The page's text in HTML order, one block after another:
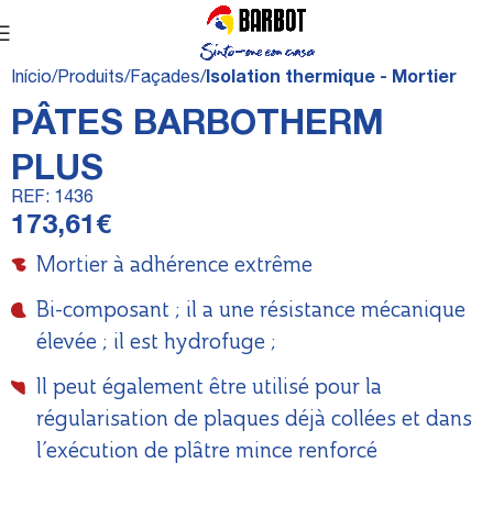
Início Produits Façades Isolation thermique - Mortier
PÂTES BARBOTHERM
PLUS
REF: 1436
173,61€
Mortier à adhérence extrême
Bi-composant ; il a une résistance mécanique
élevée ; il est hydrofuge ;
Il peut également être utilisé pour la
régularisation de plaques déjà collées et dans
l’exécution de plâtre mince renforcé